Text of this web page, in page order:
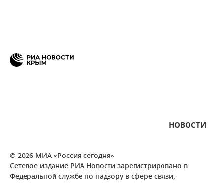
НОВОСТИ
© 2026 МИА «Россия сегодня»
Сетевое издание РИА Новости зарегистрировано в
Федеральной службе по надзору в сфере связи,